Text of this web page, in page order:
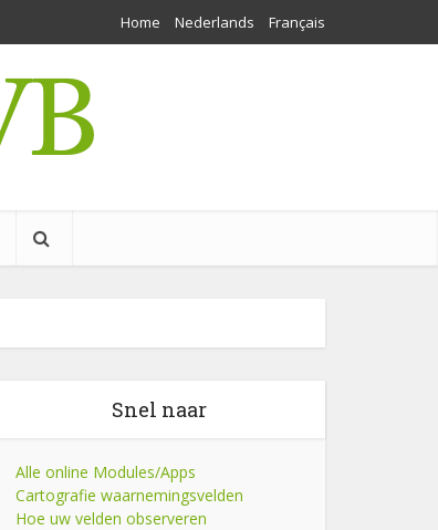
Home Nederlands Français
Snel naar
Alle online Modules/Apps
Cartografie waarnemingsvelden
Hoe uw velden observeren